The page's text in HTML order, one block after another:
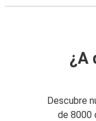
¿A
Descubre
de 8000